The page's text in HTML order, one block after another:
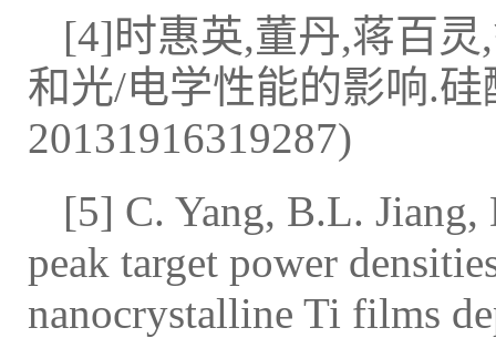
[4]时惠英,董丹,蒋百
和光/电学性能的影响.硅
20131916319287)
[5] C. Yang, B.L.
peak target power
nanocrystalline Ti films